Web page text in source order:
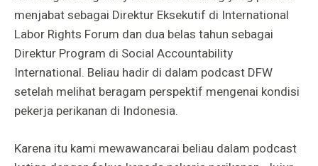
menjabat sebagai Direktur Eksekutif di International
Labor Rights Forum dan dua belas tahun sebagai
Direktur Program di Social Accountability
International. Beliau hadir di dalam podcast DFW
setelah melihat beragam perspektif mengenai kondisi
pekerja perikanan di Indonesia.
Karena itu kami mewawancarai beliau dalam podcast